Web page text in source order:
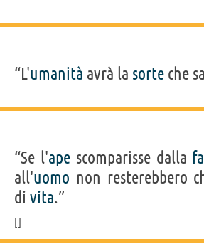
“L'umanità avrà la sorte che
“Se l'apescomparisse dalla
all'uomo non resterebbero
di vita.”